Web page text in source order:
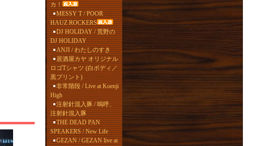
カ！
MESSY T / POOR
HAUZ ROCKERS
DJ HOLIDAY / 荒野の
DJ HOLIDAY
ANJI / わたしのすき
居酒屋カヤ オリジナル
ロゴTシャツ (白ボディ／
黒プリント)
非常階段 / Live at Koenji
High
注射針混入豚 / 嗚呼、
注射針混入豚
THE DEAD PAN
SPEAKERS / New Life
GEZAN / GEZAN live at